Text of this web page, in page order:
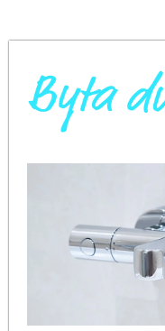
BYTA
BYTA BLANDARE I